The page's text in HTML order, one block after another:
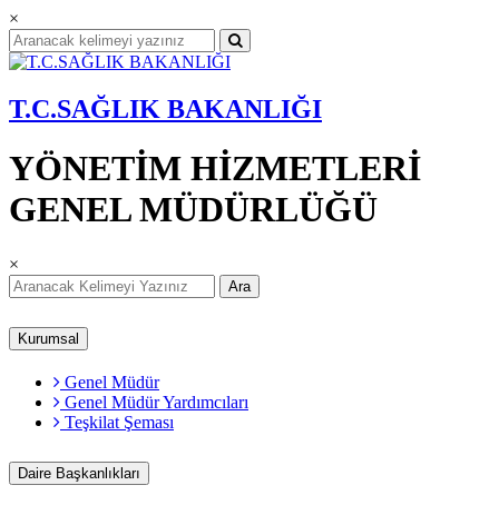
×
T.C.SAĞLIK BAKANLIĞI
YÖNETİM HİZMETLERİ
GENEL MÜDÜRLÜĞÜ
×
Ara
Kurumsal
Genel Müdür
Genel Müdür Yardımcıları
Teşkilat Şeması
Daire Başkanlıkları